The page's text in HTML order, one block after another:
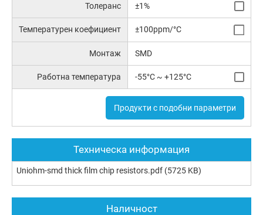
Толеранс ±1%
Температурен коефициент ±100ppm/°C
Монтаж SMD
Работна температура -55°C ~ +125°C
Продукти с подобни параметри
Техническа информация
Uniohm-smd thick film chip resistors.pdf (5725 KB)
Наличност